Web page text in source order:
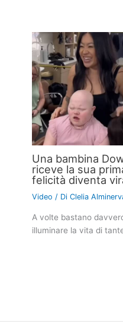
Una bambina
riceve la sua
felicità diventa
Video / DiClelia
A volte bastano
illuminare la vita di